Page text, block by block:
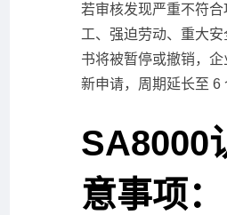
若审核发现严重不符
工、强迫劳动、重大
书将被暂停或撤销，
新申请，周期延长至 6
SA8000
意事项：